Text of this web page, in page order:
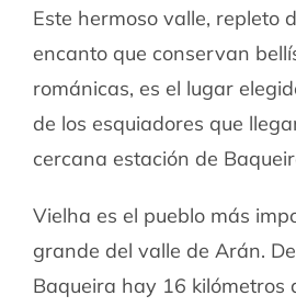
Este hermoso valle, repleto
encanto que conservan
románicas, es el lugar
de los esquiadores que
cercana estación de
Vielha es el pueblo más
grande del valle de Arán.
Baqueira hay 16 kilómetros